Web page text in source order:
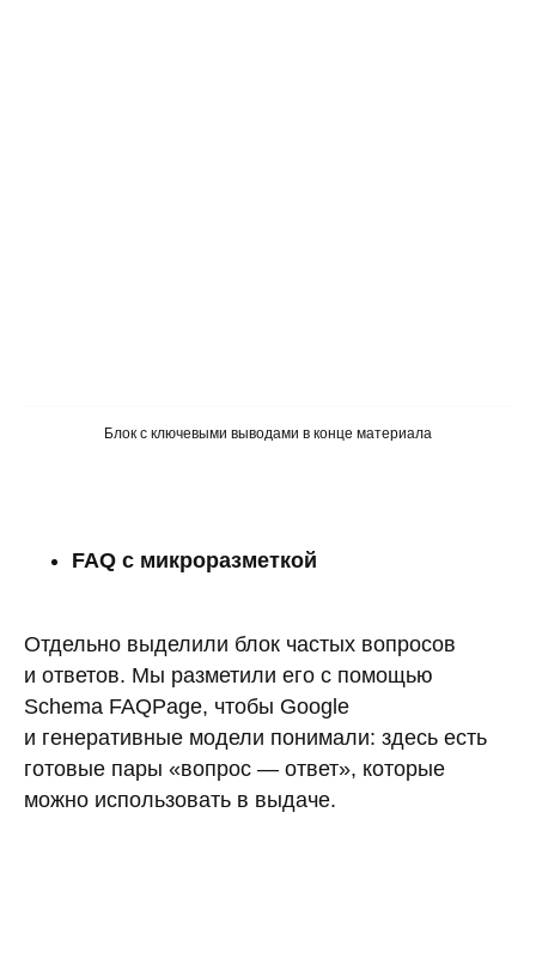
Блок с ключевыми выводами в конце материала
FAQ с микроразметкой
Отдельно выделили блок частых вопросов
и ответов. Мы разметили его с помощью
Schema FAQPage, чтобы Google
и генеративные модели понимали: здесь есть
готовые пары «вопрос — ответ», которые
можно использовать в выдаче.